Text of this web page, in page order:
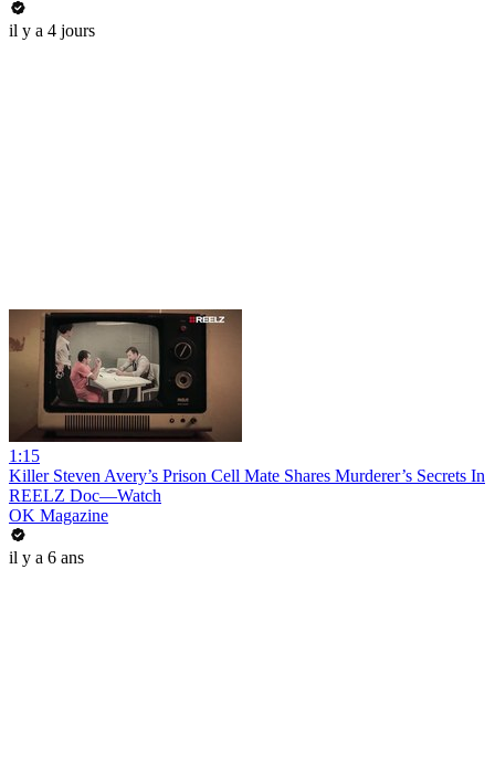
il y a 4 jours
1:15
Killer Steven Avery’s Prison Cell Mate Shares Murderer’s Secrets In
REELZ Doc—Watch
OK Magazine
il y a 6 ans